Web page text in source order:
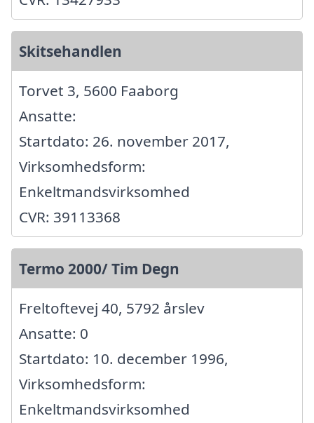
Skitsehandlen
Torvet 3, 5600 Faaborg
Ansatte:
Startdato: 26. november 2017,
Virksomhedsform:
Enkeltmandsvirksomhed
CVR: 39113368
Termo 2000/ Tim Degn
Freltoftevej 40, 5792 årslev
Ansatte: 0
Startdato: 10. december 1996,
Virksomhedsform:
Enkeltmandsvirksomhed